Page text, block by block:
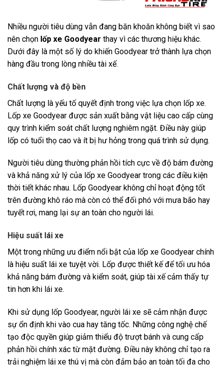
Nhiều người tiêu dùng vẫn đang băn khoăn không biết vì sao
nên chọn lốp xe Goodyear thay vì các thương hiệu khác.
Dưới đây là một số lý do khiến Goodyear trở thành lựa chọn
hàng đầu trong lòng nhiều tài xế.
Chất lượng và độ bền
Chất lượng là yếu tố quyết định trong việc lựa chọn lốp xe.
Lốp xe Goodyear được sản xuất bằng vật liệu cao cấp cùng
quy trình kiểm soát chất lượng nghiêm ngặt. Điều này giúp
lốp có tuổi thọ cao và ít bị hư hỏng trong quá trình sử dụng.
Người tiêu dùng thường phản hồi tích cực về độ bám đường
và khả năng xử lý của lốp xe Goodyear trong các điều kiện
thời tiết khác nhau. Lốp Goodyear không chỉ hoạt động tốt
trên đường khô ráo mà còn có thể đối phó với mưa bão hay
tuyết rơi, mang lại sự an toàn cho người lái.
Hiệu suất lái xe
Một trong những ưu điểm nổi bật của lốp xe Goodyear chính
là hiệu suất lái xe tuyệt vời. Lốp được thiết kế để tối ưu hóa
khả năng bám đường và kiểm soát, giúp tài xế cảm thấy tự
tin hơn khi lái xe.
Khi sử dụng lốp Goodyear, người lái xe sẽ cảm nhận được
sự ổn định khi vào cua hay tăng tốc. Những công nghệ chế
tạo độc quyền giúp giảm thiểu độ trượt bánh và cung cấp
phản hồi chính xác từ mặt đường. Điều này không chỉ tạo ra
trải nghiệm lái xe thú vị mà còn đảm bảo an toàn tối đa cho